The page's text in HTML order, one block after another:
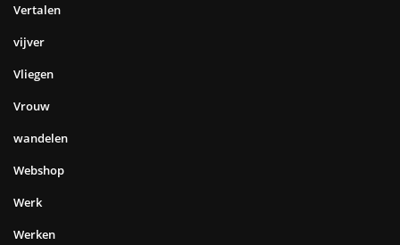
Vertalen
vijver
Vliegen
Vrouw
wandelen
Webshop
Werk
Werken